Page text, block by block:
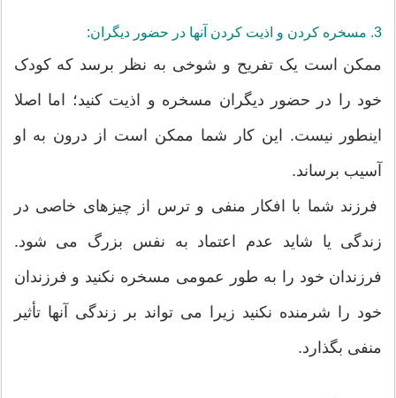
3. مسخره کردن و اذیت کردن آنها در حضور دیگران:
ممکن است یک تفریح و شوخی به نظر برسد که کودک
خود را در حضور دیگران مسخره و اذیت کنید؛ اما اصلا
اینطور نیست. این کار شما ممکن است از درون به او
آسیب برساند.
فرزند شما با افکار منفی و ترس از چیزهای خاصی در
زندگی یا شاید عدم اعتماد به نفس بزرگ می شود.
فرزندان خود را به طور عمومی مسخره نکنید و فرزندان
خود را شرمنده نکنید زیرا می تواند بر زندگی آنها تأثیر
منفی بگذارد.